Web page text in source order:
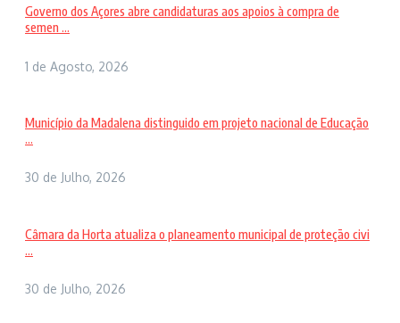
Governo dos Açores abre candidaturas aos apoios à compra de
semen ...
1 de Agosto, 2026
Município da Madalena distinguido em projeto nacional de Educação
...
30 de Julho, 2026
Câmara da Horta atualiza o planeamento municipal de proteção civi
...
30 de Julho, 2026